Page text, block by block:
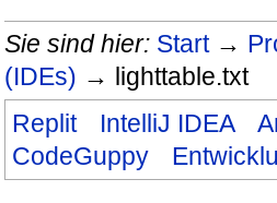
Sie sind hier: Start→
(IDEs) → lighttable.txt
Replit
IntelliJ IDEA
CodeGuppy